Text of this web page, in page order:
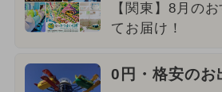
【関東】8月の
てお届け！
0円・格安のお